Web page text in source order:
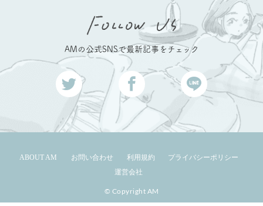
AMの公式SNSで最新記事をチェック
ABOUT AM お問い合わせ 利用規約
プライバシーポリシー
運営会社
© Copyright AM